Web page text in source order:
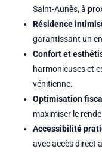
Saint-Aunès, à
Résidence
garantissant un
Confort et
harmonieuses et
vénitienne.
Optimisation
maximiser le
Accessibilité
avec accès direct